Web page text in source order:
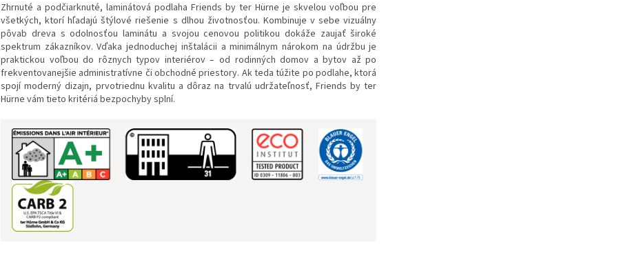
Zhrnuté a podčiarknuté, laminátová podlaha Friends by ter Hürne je skvelou voľbou pre
všetkých, ktorí hľadajú štýlové riešenie s dlhou životnosťou. Kombinuje v sebe vizuálny
pôvab dreva s odolnosťou laminátu a svojou cenovou politikou dokáže zaujať široké
spektrum zákazníkov. Vďaka jednoduchej inštalácii a minimálnym nárokom na údržbu je
praktickou voľbou do rôznych typov interiérov – od rodinných domov a bytov až po
frekventovanejšie administratívne či obchodné priestory. Ak teda túžite po podlahe, ktorá
spojí moderný dizajn, prvotriednu kvalitu a dôraz na trvalú udržateľnosť, Friends by ter
Hürne vám tieto kritériá bezpochyby splní.